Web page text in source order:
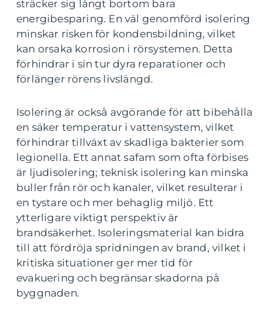
sträcker sig långt bortom bara
energibesparing. En väl genomförd isolering
minskar risken för kondensbildning, vilket
kan orsaka korrosion i rörsystemen. Detta
förhindrar i sin tur dyra reparationer och
förlänger rörens livslängd.
Isolering är också avgörande för att bibehålla
en säker temperatur i vattensystem, vilket
förhindrar tillväxt av skadliga bakterier som
legionella. Ett annat safam som ofta förbises
är ljudisolering; teknisk isolering kan minska
buller från rör och kanaler, vilket resulterar i
en tystare och mer behaglig miljö. Ett
ytterligare viktigt perspektiv är
brandsäkerhet. Isoleringsmaterial kan bidra
till att fördröja spridningen av brand, vilket i
kritiska situationer ger mer tid för
evakuering och begränsar skadorna på
byggnaden.